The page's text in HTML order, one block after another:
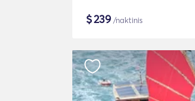
$239/naktinis